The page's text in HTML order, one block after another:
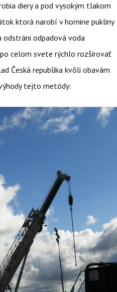
diery a pod vysokým tlakom
ktorá narobí v hornine pukliny
odstráni odpadová voda
celom svete rýchlo rozširovať
Česká republika kvôli obavám
tejto metódy: